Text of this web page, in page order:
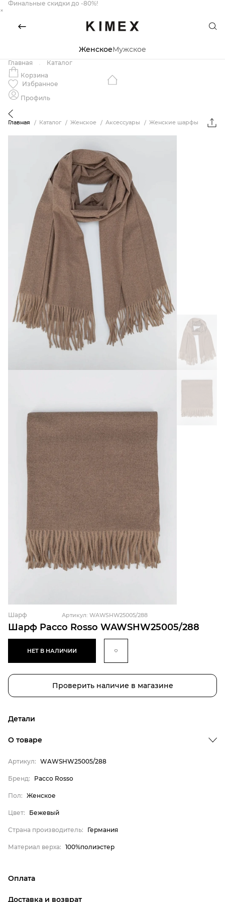
Финальные скидки до -80%!
×
ЖенскоеМужское
Главная
Каталог
Корзина
Избранное
Профиль
Главная Каталог Женское Аксессуары Женские шарфы
Шарф Pacco Rosso WAWSHW25005/288
Шарф Артикул: WAWSHW25005/288
НЕТ В НАЛИЧИИ
Проверить наличие в магазине
Детали
Материал верха
О товаре
Артикул: WAWSHW25005/288
Бренд: Pacco Rosso
Пол: Женское
Цвет: Бежевый
Страна производитель: Германия
Материал верха: 100%полиэстер
Оплата
Доставка и возврат